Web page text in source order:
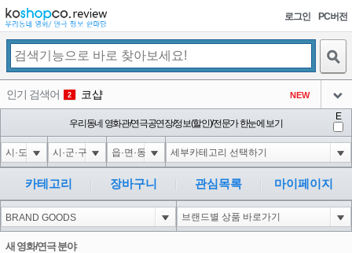
로그인 PC버전
인기 검색어 2 코샵 NEW
3 익스
아이콘
4 미끄럼방지
아이콘
5 대성설렁탕
아이콘
-16
6 1-1 waitfor delay '0:0:15' --
아이콘
0
1
우리동네 영화관/연극공연장/정보(할인)/전문가 한눈에 보기
E
카테고리 장바구니 관심목록 마이페이지
새 영화/연극 분야